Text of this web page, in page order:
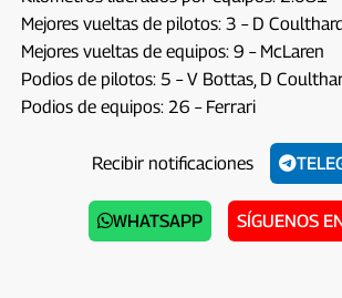
Mejores vueltas de pilotos: 3 – D
Mejores vueltas de equipos: 9 – McLaren
Podios de pilotos: 5 – V Bottas, D
Podios de equipos: 26 – Ferrari
Recibir notificaciones
WHATSAPP SÍGUENOS